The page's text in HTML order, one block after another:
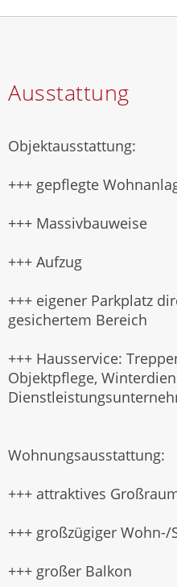
Ausstattung
Objektausstattung:
+++ gepflegte
+++ Massivbauweise
+++ Aufzug
+++ eigener Parkplatz
gesichertem Bereich
+++ Hausservice:
Objektpflege,
Wohnungsausstattung:
+++ attraktives
+++ großzügiger Wohn-/
+++ großer Balkon